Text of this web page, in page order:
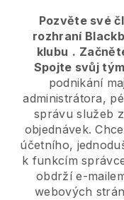
Pozvěte své
rozhraní
klubu .
Spojte svůj tým
podnikání
administrátora,
správu služeb
objednávek.
účetního,
k funkcím
obdrží e-
webových